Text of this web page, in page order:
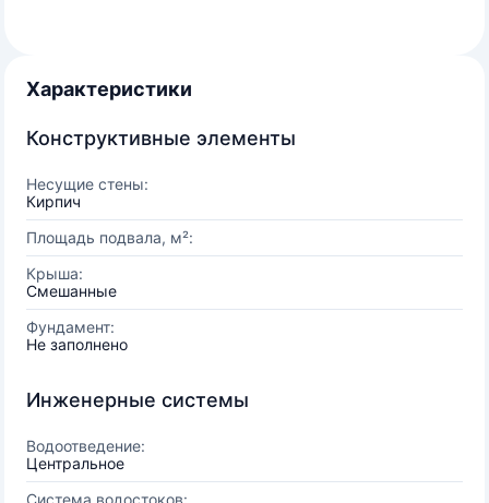
Характеристики
Конструктивные элементы
Несущие стены:
Кирпич
Площадь подвала, м²:
Крыша:
Смешанные
Фундамент:
Не заполнено
Инженерные системы
Водоотведение:
Центральное
Система водостоков: